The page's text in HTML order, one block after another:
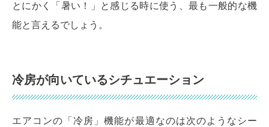
とにかく「暑い！」と感じる時に使う、最も一般的な機
能と言えるでしょう。
冷房が向いているシチュエーション
エアコンの「冷房」機能が最適なのは次のようなシー